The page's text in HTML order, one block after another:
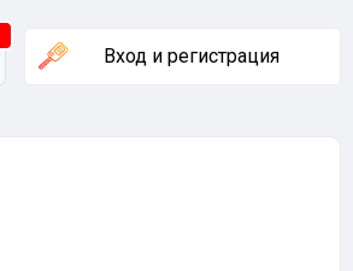
Вход и регистрация